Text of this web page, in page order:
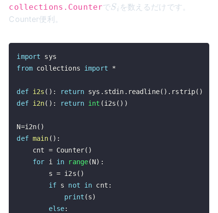
collections.CounterでS_i
Si を数えるだけです。
Counter便利。
import
from collections import *
def i2s ( ) : return sys . stdin . readline( ) . rstrip( )
def i2n( ) : return int (i2s ( ) )
N=i2n( )
def main ( ) :
    cnt
= Counter( )
for i in range(N) :
        s
= i2s ( )
if s not in cnt :
print (s)
else: